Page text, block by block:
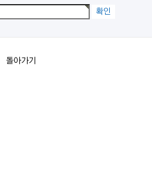
돌아가기